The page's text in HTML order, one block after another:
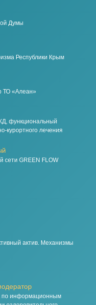
Думы
Республики Крым
ТО «Алеан»
функциональный
курортного лечения
сети GREEN FLOW
актив. Механизмы
по информационным